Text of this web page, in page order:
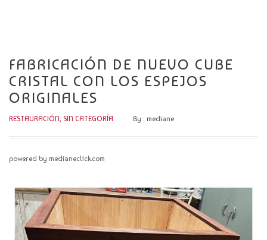
CONTACTO
FABRICACIÓN DE NUEVO CUBE
CRISTAL CON LOS ESPEJOS
ORIGINALES
RESTAURACIÓN, SIN CATEGORÍA By : mediane
powered by medianeclick.com